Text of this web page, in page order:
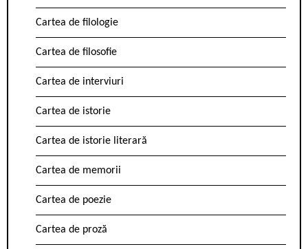
Cartea de filologie
Cartea de filosofie
Cartea de interviuri
Cartea de istorie
Cartea de istorie literară
Cartea de memorii
Cartea de poezie
Cartea de proză